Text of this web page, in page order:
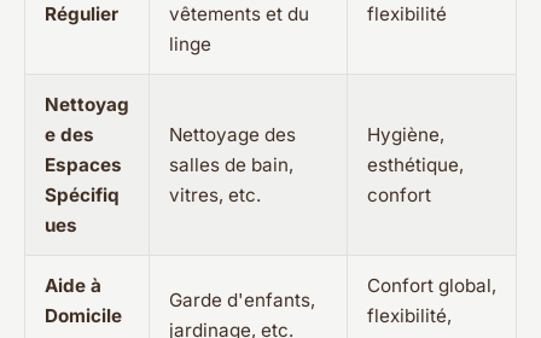
Régulier
vêtements et du
linge
flexibilité
Nettoyag
e des
Espaces
Spécifiq
ues
Nettoyage des
salles de bain,
vitres, etc.
Hygiène,
esthétique,
confort
Aide à
Domicile
Garde d'enfants,
jardinage, etc.
Confort global,
flexibilité,